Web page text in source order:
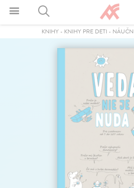
KNIHY - KNIHY PRE DETI -